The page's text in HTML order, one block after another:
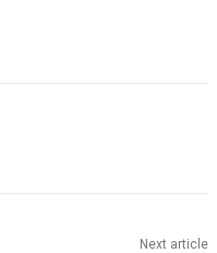
Next article